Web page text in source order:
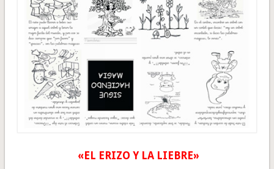
«EL ERIZO Y LA LIEBRE»